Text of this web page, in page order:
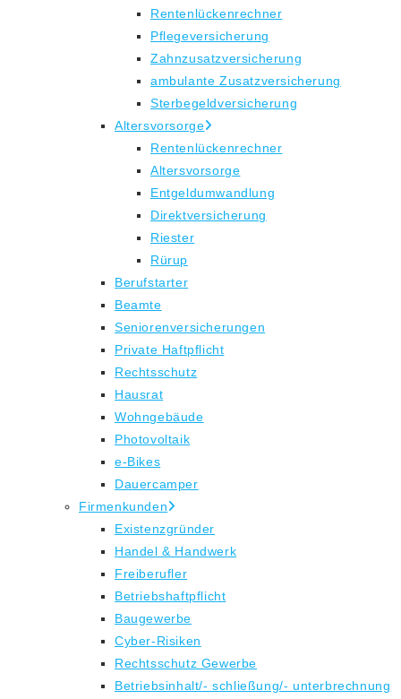
Rentenlückenrechner
Pflegeversicherung
Zahnzusatzversicherung
ambulante Zusatzversicherung
Sterbegeldversicherung
Altersvorsorge
Rentenlückenrechner
Altersvorsorge
Entgeldumwandlung
Direktversicherung
Riester
Rürup
Berufstarter
Beamte
Seniorenversicherungen
Private Haftpflicht
Rechtsschutz
Hausrat
Wohngebäude
Photovoltaik
e-Bikes
Dauercamper
Firmenkunden
Existenzgründer
Handel & Handwerk
Freiberufler
Betriebshaftpflicht
Baugewerbe
Cyber-Risiken
Rechtsschutz Gewerbe
Betriebsinhalt/- schließung/- unterbrechnung